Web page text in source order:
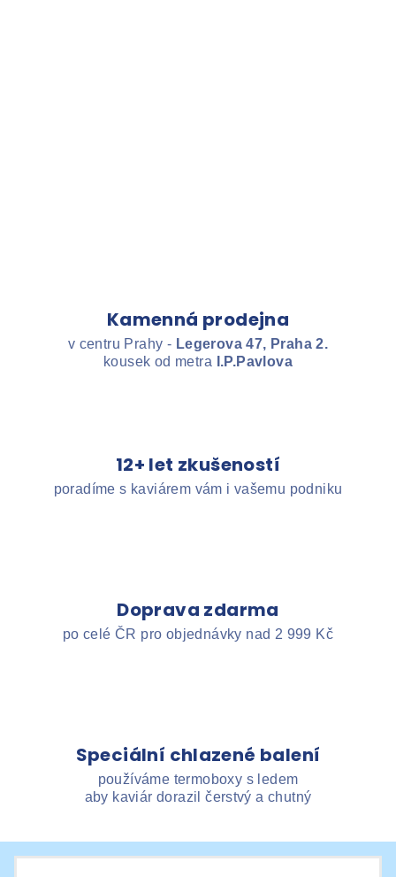
Kamenná prodejna
v centru Prahy - Legerova 47, Praha 2.
kousek od metra I.P.Pavlova
12+ let zkušeností
poradíme s kaviárem vám i vašemu podniku
Doprava zdarma
po celé ČR pro objednávky nad 2 999 Kč
Speciální chlazené balení
používáme termoboxy s ledem
aby kaviár dorazil čerstvý a chutný